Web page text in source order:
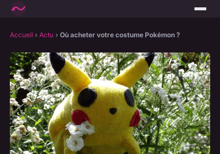
Accueil › Actu › Où acheter votre costume Pokémon ?